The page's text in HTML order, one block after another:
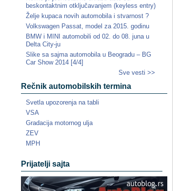
beskontaktnim otključavanjem (keyless entry)
Želje kupaca novih automobila i stvarnost ?
Volkswagen Passat, model za 2015. godinu
BMW i MINI automobili od 02. do 08. juna u
Delta City-ju
Slike sa sajma automobila u Beogradu – BG
Car Show 2014 [4/4]
Sve vesti >>
Rečnik automobilskih termina
Svetla upozorenja na tabli
VSA
Gradacija motornog ulja
ZEV
MPH
Prijatelji sajta